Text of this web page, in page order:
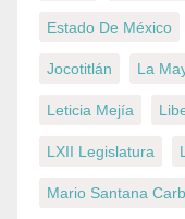
Estado De México
Jocotitlán La
Leticia Mejía
LXII Legislatura
Mario Santana